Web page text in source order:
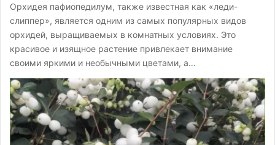
Орхидея пафиопедилум, также известная как «леди-
слиппер», является одним из самых популярных видов
орхидей, выращиваемых в комнатных условиях. Это
красивое и изящное растение привлекает внимание
своими яркими и необычными цветами, а…